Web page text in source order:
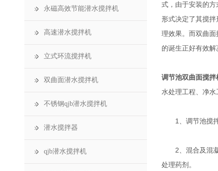
式，由于安装的方
形式决定了其搅
理效果。而双曲面
的诞生正好有效
调节池双曲面搅拌
水处理工程、净
1、调节池搅拌
2、混合及混凝
处理药剂。
永磁高效节能潜水搅拌机
高速潜水搅拌机
立式环流搅拌机
双曲面潜水搅拌机
不锈钢qjb潜水搅拌机
潜水搅拌器
qjb潜水搅拌机